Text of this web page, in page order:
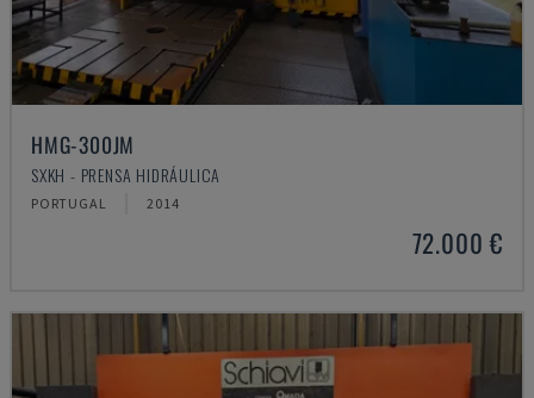
HMG-300JM
SXKH - PRENSA HIDRÁULICA
PORTUGAL 2014
72.000 €